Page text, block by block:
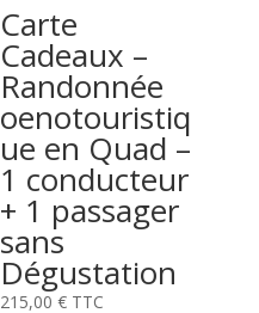
Carte
Cadeaux –
Randonnée
oenotouristiq
ue en Quad –
1 conducteur
+ 1 passager
sans
Dégustation
215,00€ TTC